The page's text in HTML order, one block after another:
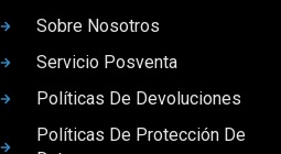
Sobre Nosotros
Servicio Posventa
Políticas De Devoluciones
Políticas De Protección De